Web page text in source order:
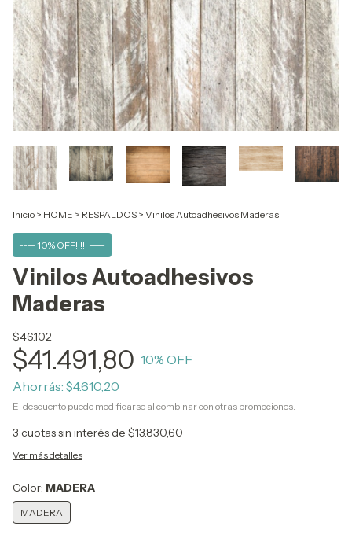
Inicio > HOME > RESPALDOS > Vinilos Autoadhesivos Maderas
---- 10% OFF!!!!! ----
Vinilos Autoadhesivos
Maderas
$46.102
$41.491,80 10% OFF
Ahorrás: $4.610,20
El descuento puede modificarse al combinar con otras promociones.
3 cuotas sin interés de $13.830,60
Ver más detalles
Color: MADERA
MADERA